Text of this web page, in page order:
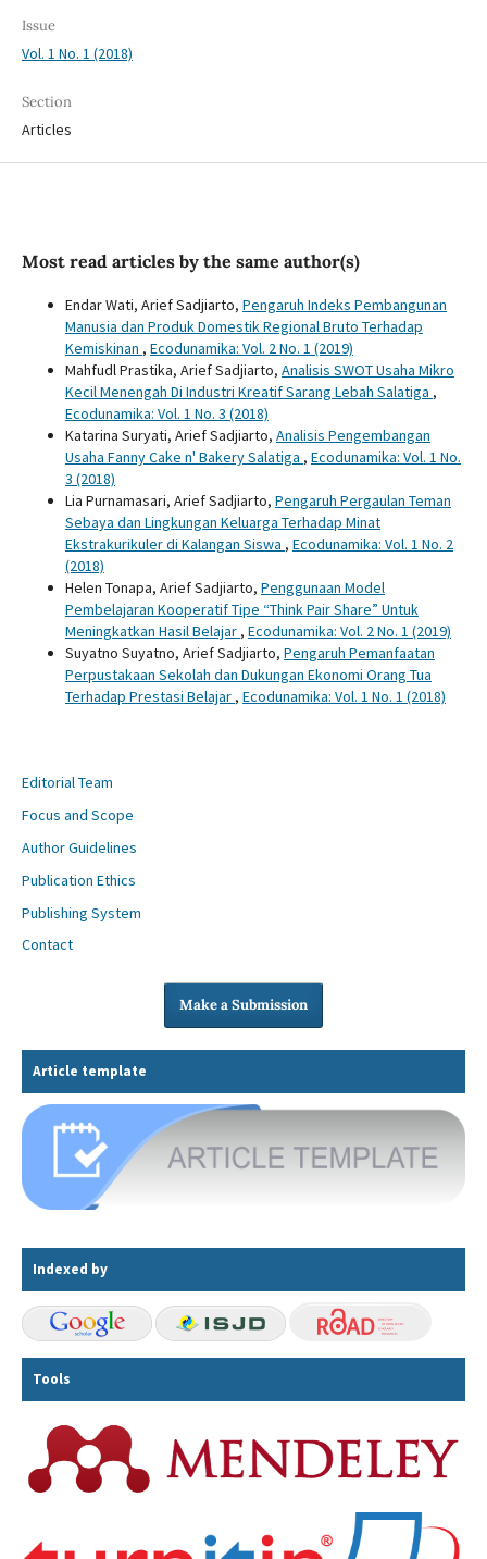
Issue
Vol. 1 No. 1 (2018)
Section
Articles
Most read articles by the same author(s)
Endar Wati, Arief Sadjiarto, Pengaruh Indeks Pembangunan
Manusia dan Produk Domestik Regional Bruto Terhadap
Kemiskinan , Ecodunamika: Vol. 2 No. 1 (2019)
Mahfudl Prastika, Arief Sadjiarto, Analisis SWOT Usaha Mikro
Kecil Menengah Di Industri Kreatif Sarang Lebah Salatiga ,
Ecodunamika: Vol. 1 No. 3 (2018)
Katarina Suryati, Arief Sadjiarto, Analisis Pengembangan
Usaha Fanny Cake n' Bakery Salatiga , Ecodunamika: Vol. 1 No.
3 (2018)
Lia Purnamasari, Arief Sadjiarto, Pengaruh Pergaulan Teman
Sebaya dan Lingkungan Keluarga Terhadap Minat
Ekstrakurikuler di Kalangan Siswa , Ecodunamika: Vol. 1 No. 2
(2018)
Helen Tonapa, Arief Sadjiarto, Penggunaan Model
Pembelajaran Kooperatif Tipe “Think Pair Share” Untuk
Meningkatkan Hasil Belajar , Ecodunamika: Vol. 2 No. 1 (2019)
Suyatno Suyatno, Arief Sadjiarto, Pengaruh Pemanfaatan
Perpustakaan Sekolah dan Dukungan Ekonomi Orang Tua
Terhadap Prestasi Belajar , Ecodunamika: Vol. 1 No. 1 (2018)
Editorial Team
Focus and Scope
Author Guidelines
Publication Ethics
Publishing System
Contact
Make a Submission
Article template
Indexed by
Tools